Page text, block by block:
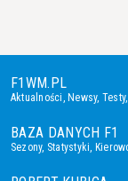
F1WM.PL
Aktualności, Newsy, Testy,
BAZA DANYCH F1
Sezony, Statystyki,